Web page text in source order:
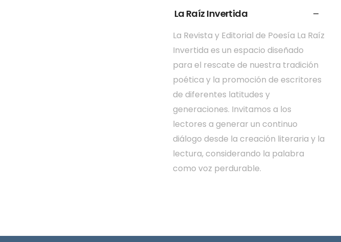
La Raíz Invertida
La Revista y Editorial de Poesía La Raíz
Invertida es un espacio diseñado
para el rescate de nuestra tradición
poética y la promoción de escritores
de diferentes latitudes y
generaciones. Invitamos a los
lectores a generar un continuo
diálogo desde la creación literaria y la
lectura, considerando la palabra
como voz perdurable.